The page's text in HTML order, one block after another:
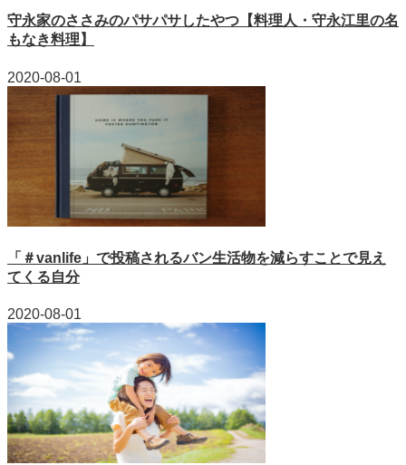
守永家のささみのパサパサしたやつ【料理人・守永江里の名
もなき料理】
2020-08-01
「＃vanlife」で投稿されるバン生活物を減らすことで見え
てくる自分
2020-08-01